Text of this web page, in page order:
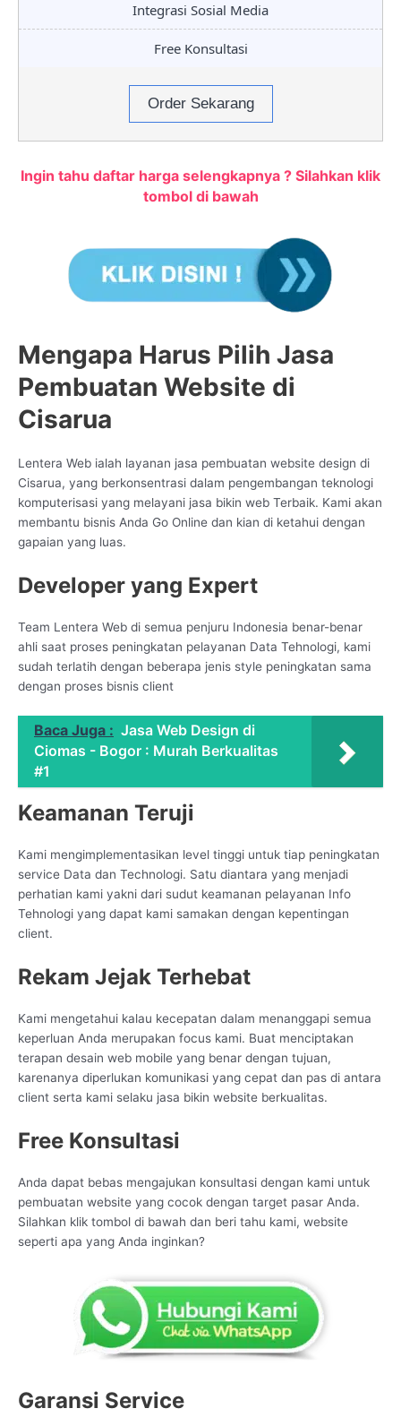
Integrasi Sosial Media
Free Konsultasi
Order Sekarang
Ingin tahu daftar harga selengkapnya ? Silahkan klik
tombol di bawah
Mengapa Harus Pilih Jasa
Pembuatan Website di
Cisarua
Lentera Web ialah layanan jasa pembuatan website design di
Cisarua, yang berkonsentrasi dalam pengembangan teknologi
komputerisasi yang melayani jasa bikin web Terbaik. Kami akan
membantu bisnis Anda Go Online dan kian di ketahui dengan
gapaian yang luas.
Developer yang Expert
Team Lentera Web di semua penjuru Indonesia benar-benar
ahli saat proses peningkatan pelayanan Data Tehnologi, kami
sudah terlatih dengan beberapa jenis style peningkatan sama
dengan proses bisnis client
Baca Juga : Jasa Web Design di
Ciomas - Bogor : Murah Berkualitas
#1
Keamanan Teruji
Kami mengimplementasikan level tinggi untuk tiap peningkatan
service Data dan Technologi. Satu diantara yang menjadi
perhatian kami yakni dari sudut keamanan pelayanan Info
Tehnologi yang dapat kami samakan dengan kepentingan
client.
Rekam Jejak Terhebat
Kami mengetahui kalau kecepatan dalam menanggapi semua
keperluan Anda merupakan focus kami. Buat menciptakan
terapan desain web mobile yang benar dengan tujuan,
karenanya diperlukan komunikasi yang cepat dan pas di antara
client serta kami selaku jasa bikin website berkualitas.
Free Konsultasi
Anda dapat bebas mengajukan konsultasi dengan kami untuk
pembuatan website yang cocok dengan target pasar Anda.
Silahkan klik tombol di bawah dan beri tahu kami, website
seperti apa yang Anda inginkan?
Garansi Service